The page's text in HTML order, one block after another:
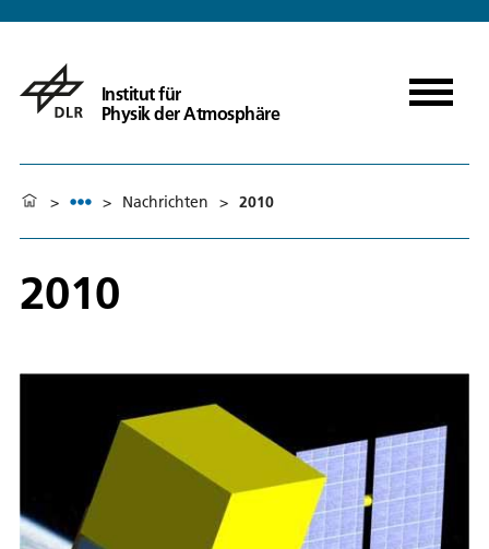
Institut für
Physik der Atmosphäre
> > Nachrichten > 2010
2010